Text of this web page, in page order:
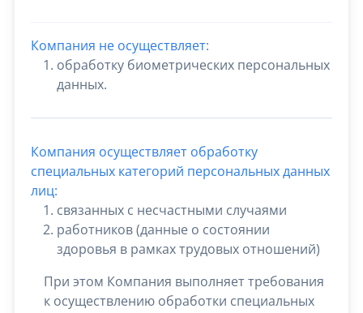
Компания не осуществляет:
обработку биометрических персональных
данных.
Компания осуществляет обработку
специальных категорий персональных данных
лиц:
cвязанных с несчастными случаями
работников (данные о состоянии
здоровья в рамках трудовых отношений)
При этом Компания выполняет требования
к осуществлению обработки специальных